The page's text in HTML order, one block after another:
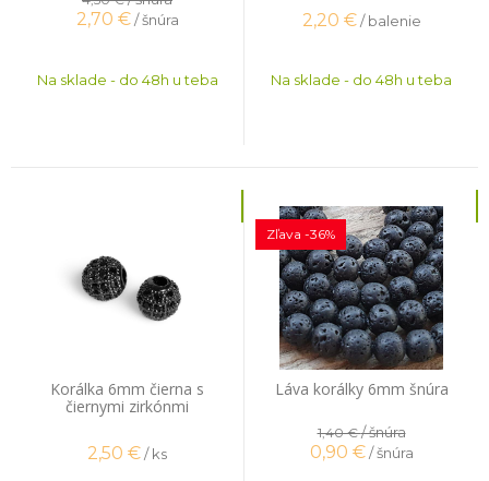
2,70 € / šnúra
Na sklade - do 48h u teba
2,20 € / balenie
Na sklade - do 48h u teba
Korálka 6mm čierna s
čiernymi zirkónmi
2,50 €/ ks
Láva korálky 6mm šnúra
Zľava -36%
1,40 €/ šnúra
0,90 € / šnúra